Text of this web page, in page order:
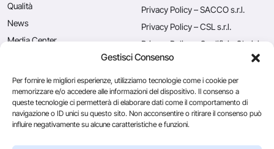
Gestisci Consenso
Per fornire le migliori esperienze, utilizziamo tecnologie come i cookie per
memorizzare e/o accedere alle informazioni del dispositivo. Il consenso a
queste tecnologie ci permetterà di elaborare dati come il comportamento di
navigazione o ID unici su questo sito. Non acconsentire o ritirare il consenso può
influire negativamente su alcune caratteristiche e funzioni.
Qualità
News
Media Center
Privacy Policy – SACCO s.r.l.
Privacy Policy – CSL s.r.l.
Privacy Policy – Caglificio Clerici
S.p.A.
Caglificio Clerici